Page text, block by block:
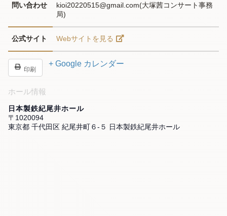
問い合わせ
kioi20220515@gmail.com(大塚茜コンサート事務
局)
公式サイト Webサイトを見る
印刷
+ Google カレンダー
ホール情報
日本製鉄紀尾井ホール
〒1020094
東京都 千代田区 紀尾井町６-５ 日本製鉄紀尾井ホール